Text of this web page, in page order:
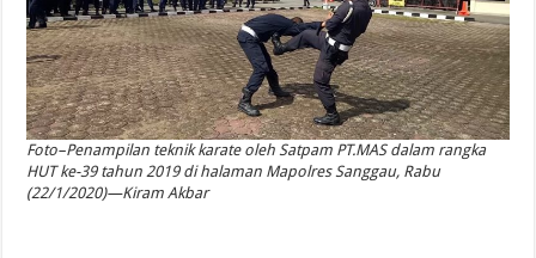
Foto–Penampilan teknik karate oleh Satpam PT.MAS dalam rangka
HUT ke-39 tahun 2019 di halaman Mapolres Sanggau, Rabu
(22/1/2020)—Kiram Akbar